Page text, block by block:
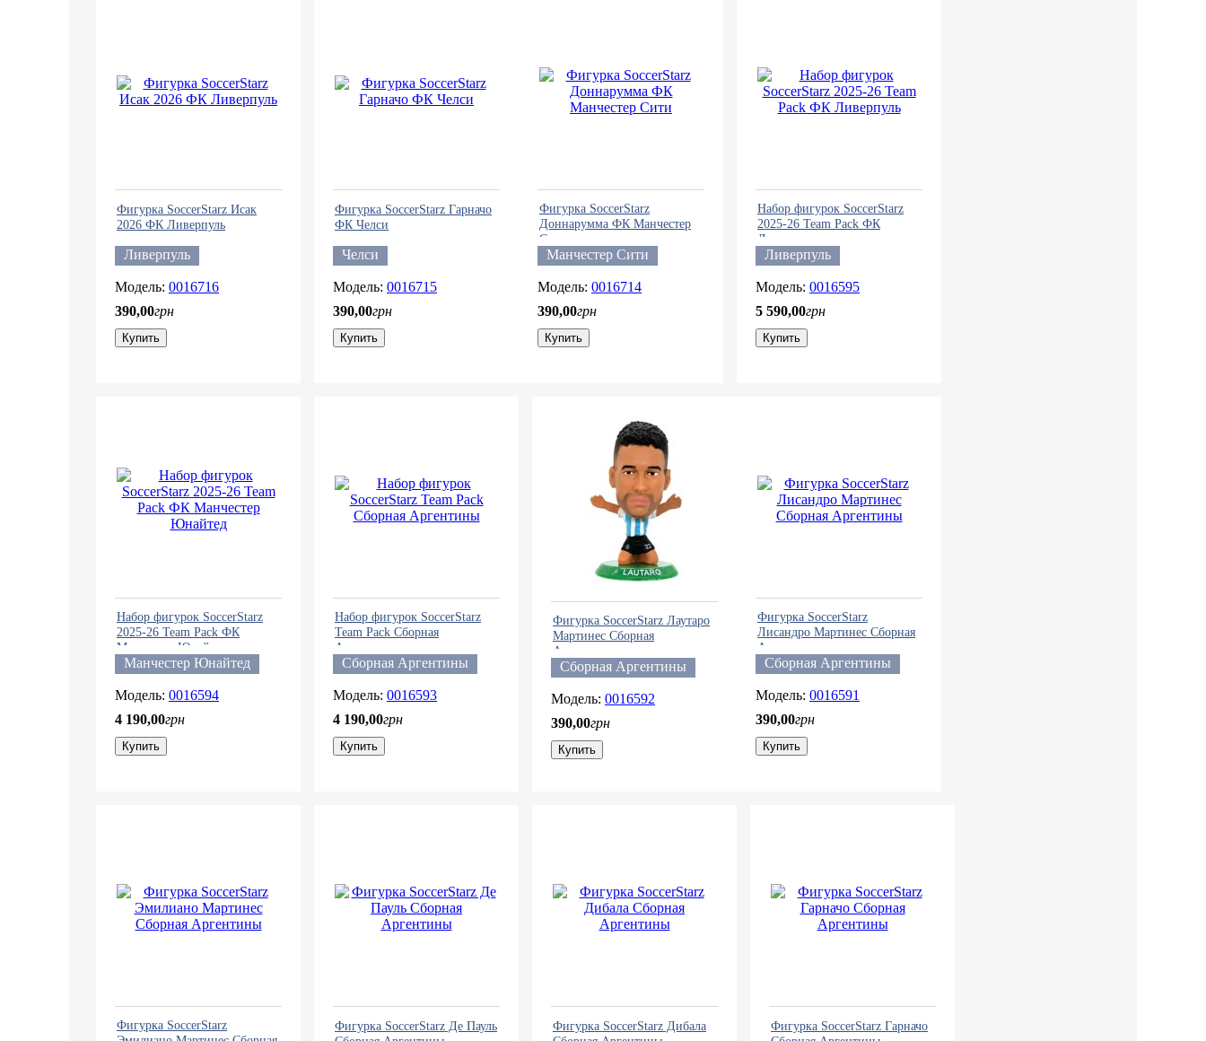
Фигурка SoccerStarz Исак
2026 ФК Ливерпуль
Ливерпуль
0016716
390,00грн
Купить
Фигурка SoccerStarz Гарначо
ФК Челси
Челси
0016715
390,00грн
Купить
Фигурка SoccerStarz
Доннарумма ФК Манчестер
Сити
Манчестер Сити
0016714
390,00грн
Купить
Набор фигурок SoccerStarz
2025-26 Team Pack ФК
Ливерпуль
Ливерпуль
0016595
5 590,00грн
Купить
Набор фигурок SoccerStarz
2025-26 Team Pack ФК
Манчестер Юнайтед
Манчестер Юнайтед
0016594
4 190,00грн
Купить
Набор фигурок SoccerStarz
Team Pack Сборная
Аргентины
Сборная Аргентины
0016593
4 190,00грн
Купить
Фигурка SoccerStarz Лаутаро
Мартинес Сборная
Аргентины
Сборная Аргентины
0016592
390,00грн
Купить
Фигурка SoccerStarz
Лисандро Мартинес Сборная
Аргентины
Сборная Аргентины
0016591
390,00грн
Купить
Фигурка SoccerStarz
Фигурка SoccerStarz Де Пауль
Фигурка SoccerStarz Дибала
Фигурка SoccerStarz Гарначо